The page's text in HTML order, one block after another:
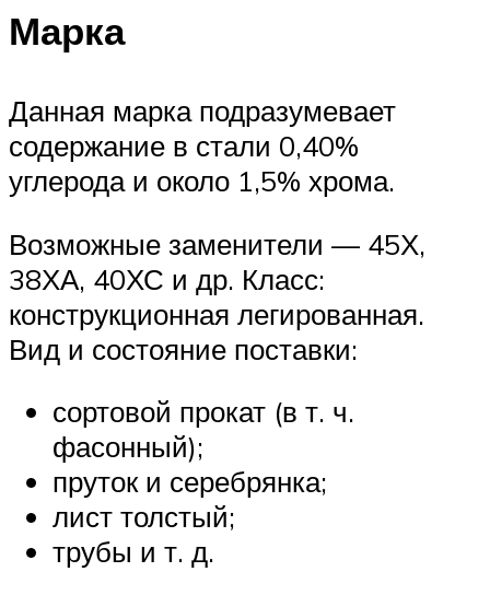
Марка
Данная марка подразумевает
содержание в стали 0,40%
углерода и около 1,5% хрома.
Возможные заменители — 45Х,
38ХА, 40ХС и др. Класс:
конструкционная легированная.
Вид и состояние поставки:
сортовой прокат (в т. ч.
фасонный);
пруток и серебрянка;
лист толстый;
трубы и т. д.